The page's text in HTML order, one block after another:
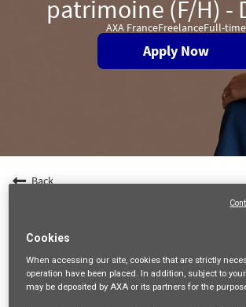
patrimoine (F/H) -
AXA FranceFreelanceFull-time
Apply Now
Back
Entrepreneur en gestion de
Dpt 49
49-MAINE-ET-LOIRE, FR, 99999
VENTES ET DISTRIBUTION
Cookies
When accessing our site, cookies that are strictly
operation have been placed. In addition, subject to
may be deposited by AXA or its partners for the